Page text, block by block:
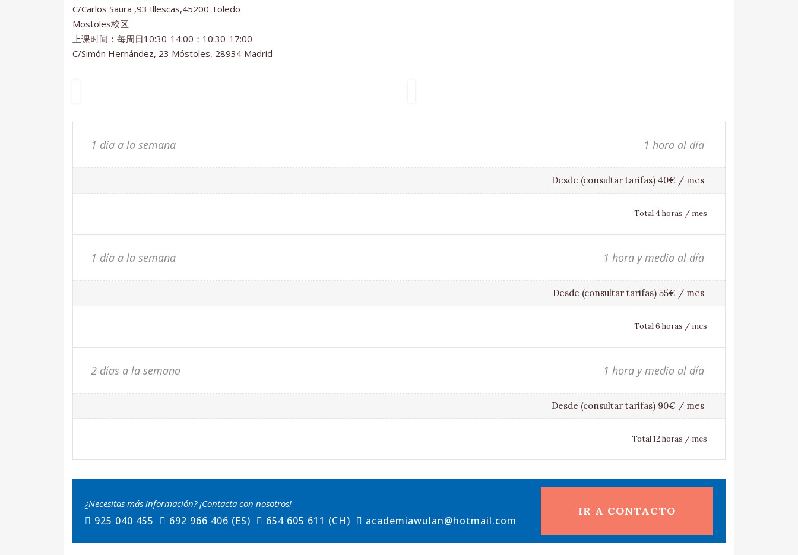
C/Carlos Saura ,93 Illescas,45200 Toledo
Mostoles校区
上课时间：每周日10:30-14:00；10:30-17:00
C/Simón Hernández, 23 Móstoles, 28934 Madrid
1 día a la semana 1 hora al día
Desde (consultar tarifas) 40€ / mes
Total 4 horas / mes
1 día a la semana 1 hora y media al día
Desde (consultar tarifas) 55€ / mes
Total 6 horas / mes
2 días a la semana 1 hora y media al día
Desde (consultar tarifas) 90€ / mes
Total 12 horas / mes
¿Necesitas más información? ¡Contacta con nosotros!
925 040 455 692 966 406 (ES) 654 605 611 (CH) academiawulan@hotmail.com
IR A CONTACTO